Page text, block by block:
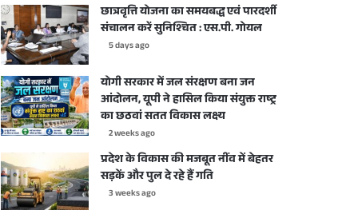
छात्रवृत्ति योजना का समयबद्ध एवं पारदर्शी
संचालन करें सुनिश्चित : एस.पी. गोयल
5 days ago
योगी सरकार में जल संरक्षण बना जन
आंदोलन, यूपी ने हासिल किया संयुक्त राष्ट्र
का छठवां सतत विकास लक्ष्य
2 weeks ago
प्रदेश के विकास की मजबूत नींव में बेहतर
सड़कें और पुल दे रहे हैं गति
3 weeks ago